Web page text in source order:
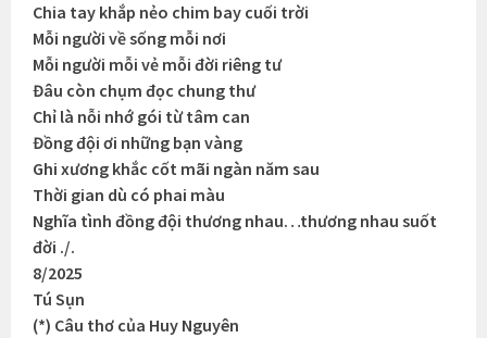
Chia tay khắp nẻo chim bay cuối trời
Mỗi người về sống mỗi nơi
Mỗi người mỗi vẻ mỗi đời riêng tư
Đâu còn chụm đọc chung thư
Chỉ là nỗi nhớ gói từ tâm can
Đồng đội ơi những bạn vàng
Ghi xương khắc cốt mãi ngàn năm sau
Thời gian dù có phai màu
Nghĩa tình đồng đội thương nhau…thương nhau suốt
đời ./.
8/2025
Tú Sụn
(*) Câu thơ của Huy Nguyên